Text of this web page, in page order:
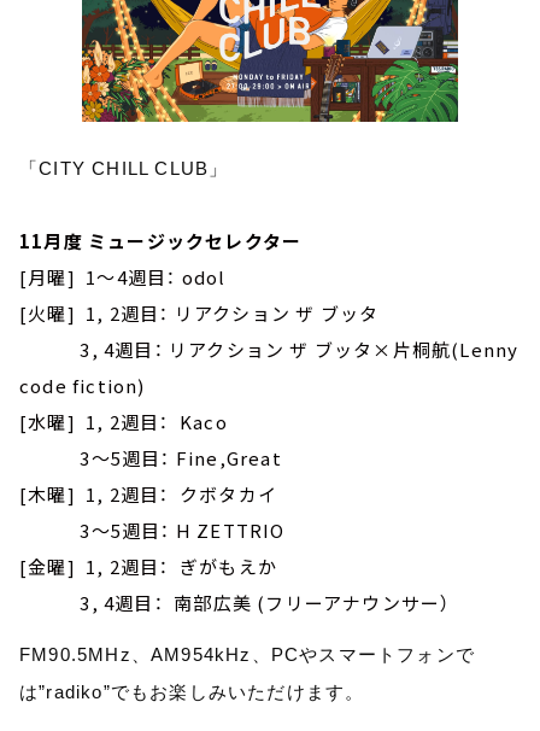
「CITY CHILL CLUB」
11月度 ミュージックセレクター
[月曜] 1～4週目： odol
[火曜] 1, 2週目： リアクション ザ ブッタ
3, 4週目： リアクション ザ ブッタ×片桐航(Lenny
code fiction)
[水曜] 1, 2週目： Kaco
3～5週目： Fine,Great
[木曜] 1, 2週目： クボタカイ
3～5週目： H ZETTRIO
[金曜] 1, 2週目： ぎがもえか
3, 4週目： 南部広美 (フリーアナウンサー）
FM90.5MHz、AM954kHz、PCやスマートフォンで
は”radiko”でもお楽しみいただけます。